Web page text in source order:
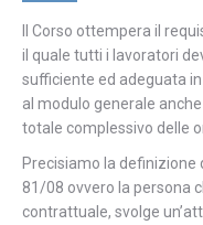
Il Corso ottempera il
il quale tutti i lavoratori
sufficiente ed adeguata
al modulo generale
totale complessivo delle
Precisiamo la definizione
81/08 ovvero la persona
contrattuale, svolge